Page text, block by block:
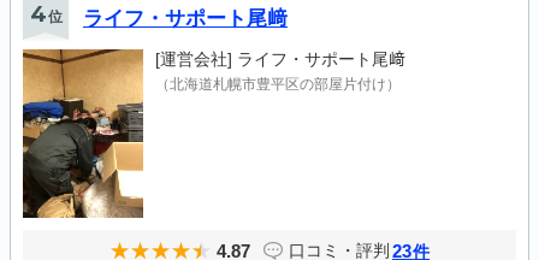
4位 ライフ・サポート尾﨑
[運営会社] ライフ・サポート尾﨑
（北海道札幌市豊平区の部屋片付け）
4.87 口コミ・評判 23件